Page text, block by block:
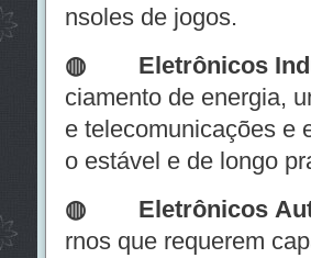
nsoles de jogos.
◍ Eletrônicos
ciamento de energia,
e telecomunicações e
o estável e de longo
◍ Eletrônicos
rnos que requerem